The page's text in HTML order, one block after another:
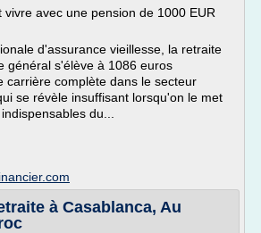
vivre avec une pension de 1000 EUR
d'assurance vieillesse, la retraite
général s'élève à 1086 euros
carrière complète dans le secteur
se révèle insuffisant lorsqu'on le met
du...
à Casablanca, Au